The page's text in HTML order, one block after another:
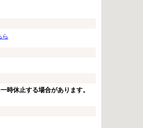
ら
時休止する場合があります。